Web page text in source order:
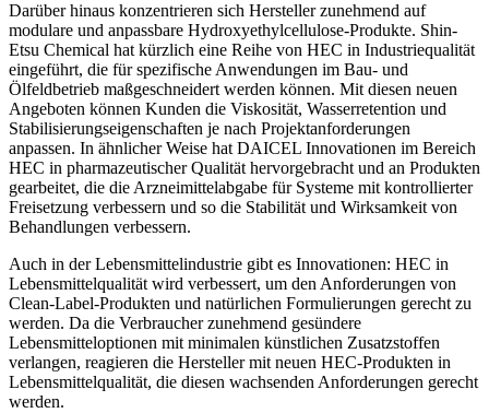
Darüber hinaus konzentrieren sich Hersteller zunehmend auf
modulare und anpassbare Hydroxyethylcellulose-Produkte. Shin-
Etsu Chemical hat kürzlich eine Reihe von HEC in Industriequalität
eingeführt, die für spezifische Anwendungen im Bau- und
Ölfeldbetrieb maßgeschneidert werden können. Mit diesen neuen
Angeboten können Kunden die Viskosität, Wasserretention und
Stabilisierungseigenschaften je nach Projektanforderungen
anpassen. In ähnlicher Weise hat DAICEL Innovationen im Bereich
HEC in pharmazeutischer Qualität hervorgebracht und an Produkten
gearbeitet, die die Arzneimittelabgabe für Systeme mit kontrollierter
Freisetzung verbessern und so die Stabilität und Wirksamkeit von
Behandlungen verbessern.
Auch in der Lebensmittelindustrie gibt es Innovationen: HEC in
Lebensmittelqualität wird verbessert, um den Anforderungen von
Clean-Label-Produkten und natürlichen Formulierungen gerecht zu
werden. Da die Verbraucher zunehmend gesündere
Lebensmitteloptionen mit minimalen künstlichen Zusatzstoffen
verlangen, reagieren die Hersteller mit neuen HEC-Produkten in
Lebensmittelqualität, die diesen wachsenden Anforderungen gerecht
werden.